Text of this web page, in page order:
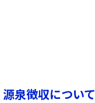
源泉徴収について